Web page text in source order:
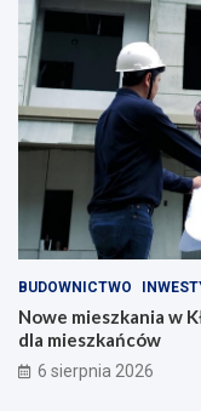
BUDOWNICTWO
Nowe mieszkania w
dla mieszkańców
6 sierpnia 2026